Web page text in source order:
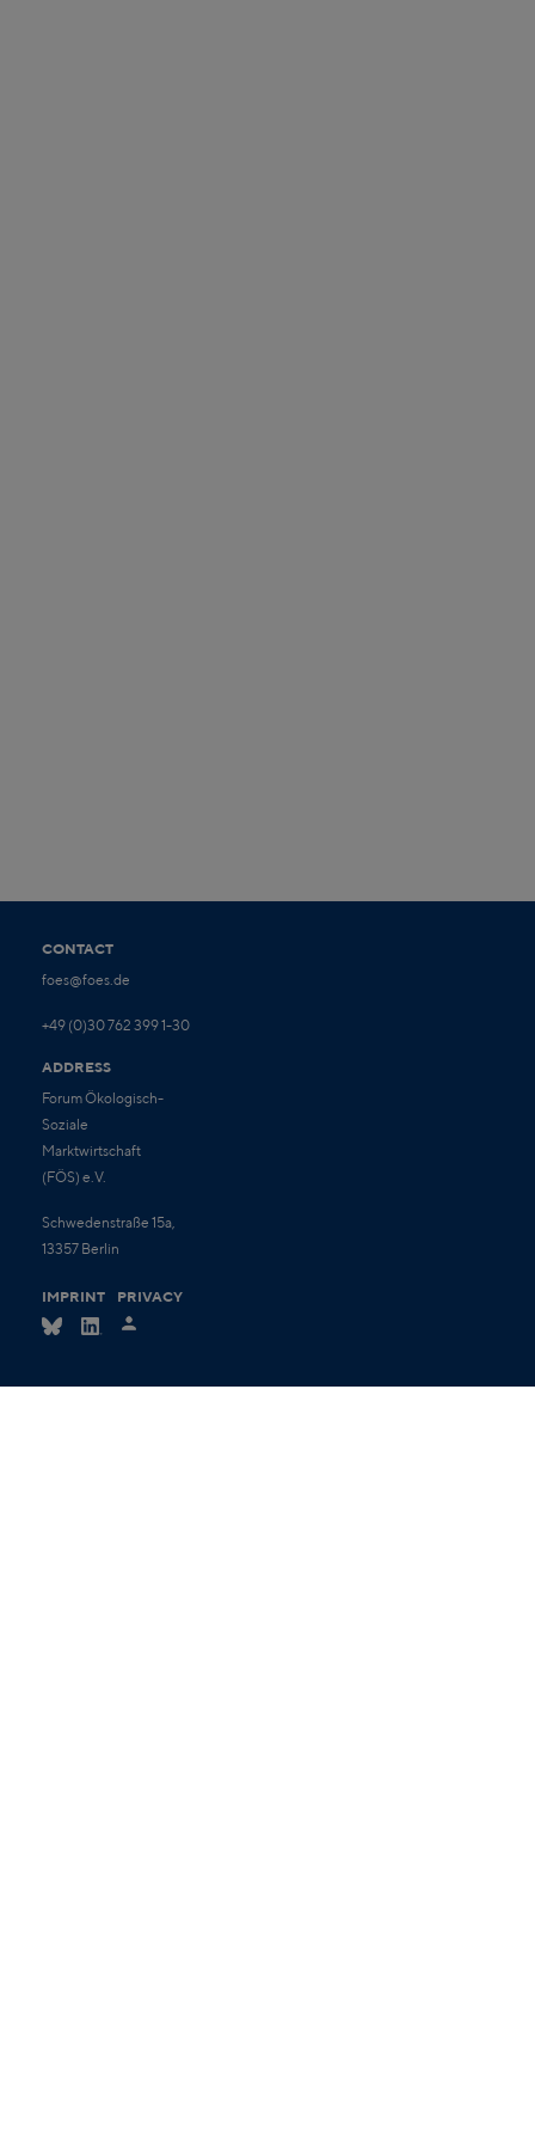
CONTACT
foes@foes.de
+49 (0)30 762 399 1-30
ADDRESS
Forum Ökologisch-
Soziale
Marktwirtschaft
(FÖS) e.V.
Schwedenstraße 15a,
13357 Berlin
IMPRINT PRIVACY